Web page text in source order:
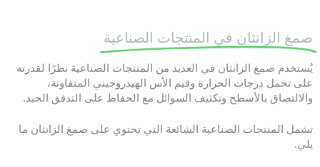
صمغ الزانثان في المنتجات الصناعية
يُستخدم صمغ الزانثان في العديد من المنتجات الصناعية نظرًا لقدرته
على تحمل درجات الحرارة وقيم الأس الهيدروجيني المتفاوتة،
والالتصاق بالأسطح وتكثيف السوائل مع الحفاظ على التدفق الجيد.
تشمل المنتجات الصناعية الشائعة التي تحتوي على صمغ الزانثان ما
يلي.